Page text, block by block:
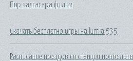
Пир валтасара фильм
Скачать бесплатно игры на lumia 535
Расписание поездов со станции новоельня